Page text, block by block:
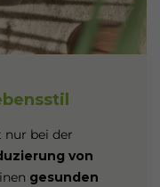
bei der
von
gesunden